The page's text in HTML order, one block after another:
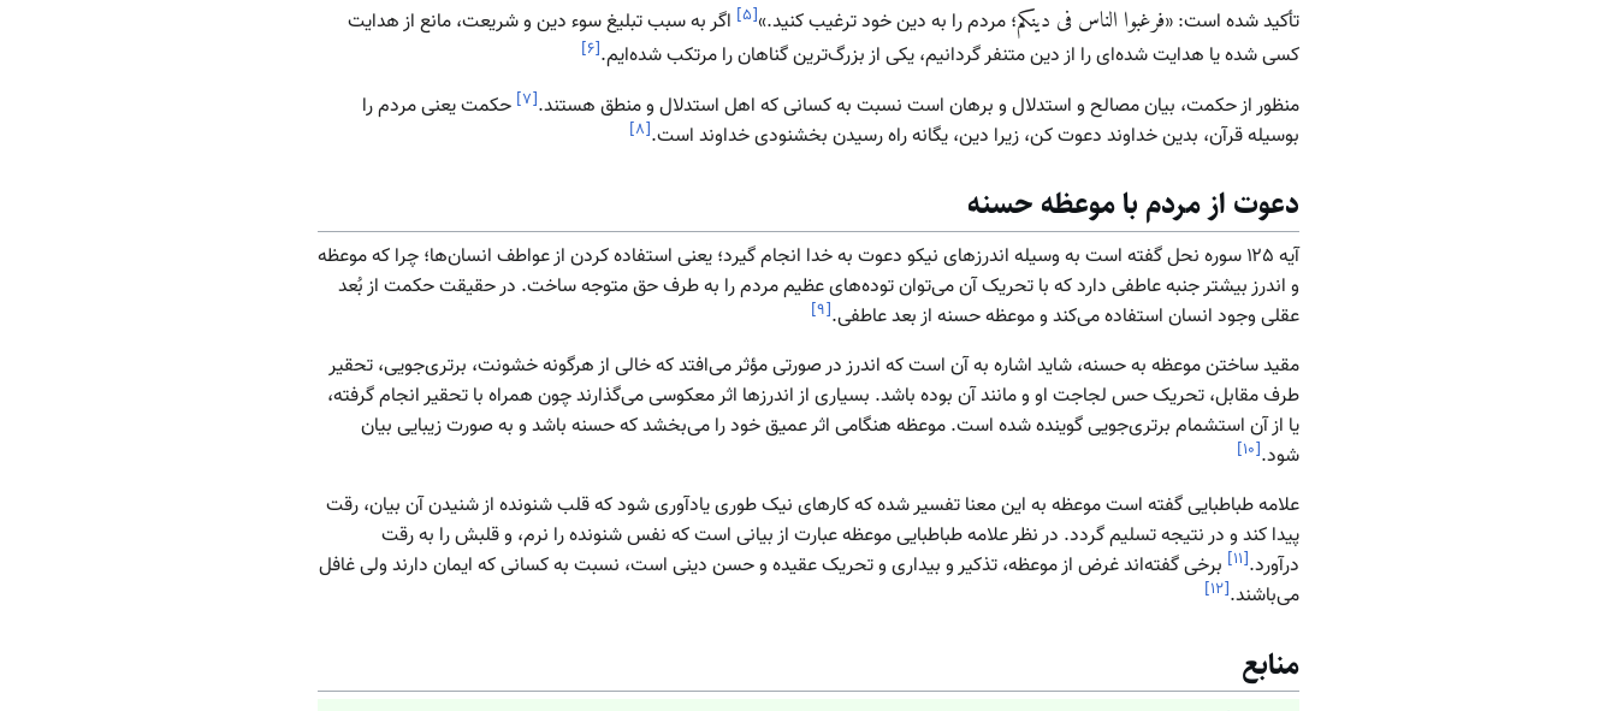
تأکید شده است: «فرغبوا الناس فی دینکم؛ مردم را به دین خود ترغیب کنید.»[۵] اگر به سبب تبلیغ سوء دین و شریعت، مانع از هدایت
کسی شده یا هدایت شده‌ای را از دین متنفر گردانیم، یکی از بزرگ‌ترین گناهان را مرتکب شده‌ایم.[۶]
منظور از حکمت، بیان مصالح و استدلال و برهان است نسبت به کسانی که اهل استدلال و منطق هستند.[۷] حکمت یعنی مردم را
بوسیله قرآن، بدین خداوند دعوت کن، زیرا دین، یگانه راه رسیدن بخشنودی خداوند است.[۸]
دعوت از مردم با موعظه حسنه
آیه ۱۲۵ سوره نحل گفته است به وسیله اندرزهای نیکو دعوت به خدا انجام گیرد؛ یعنی استفاده کردن از عواطف انسان‌ها؛ چرا که موعظه
و اندرز بیشتر جنبه عاطفی دارد که با تحریک آن می‌توان توده‌های عظیم مردم را به طرف حق متوجه ساخت. در حقیقت حکمت از بُعد
عقلی وجود انسان استفاده می‌کند و موعظه حسنه از بعد عاطفی.[۹]
مقید ساختن موعظه به حسنه، شاید اشاره به آن است که اندرز در صورتی مؤثر می‌افتد که خالی از هرگونه خشونت، برتری‌جویی، تحقیر
طرف مقابل، تحریک حس لجاجت او و مانند آن بوده باشد. بسیاری از اندرزها اثر معکوسی می‌گذارند چون همراه با تحقیر انجام گرفته،
یا از آن استشمام برتری‌جویی گوینده شده است. موعظه هنگامی اثر عمیق خود را می‌بخشد که حسنه باشد و به صورت زیبایی بیان
شود.[۱۰]
علامه طباطبایی گفته است موعظه به این معنا تفسیر شده که کارهای نیک طوری یادآوری شود که قلب شنونده از شنیدن آن بیان، رقت
پیدا کند و در نتیجه تسلیم گردد. در نظر علامه طباطبایی موعظه عبارت از بیانی است که نفس شنونده را نرم، و قلبش را به رقت
درآورد.[۱۱] برخی گفته‌اند غرض از موعظه، تذکیر و بیداری و تحریک عقیده و حسن دینی است، نسبت به کسانی که ایمان دارند ولی غافل
می‌باشند.[۱۲]
منابع